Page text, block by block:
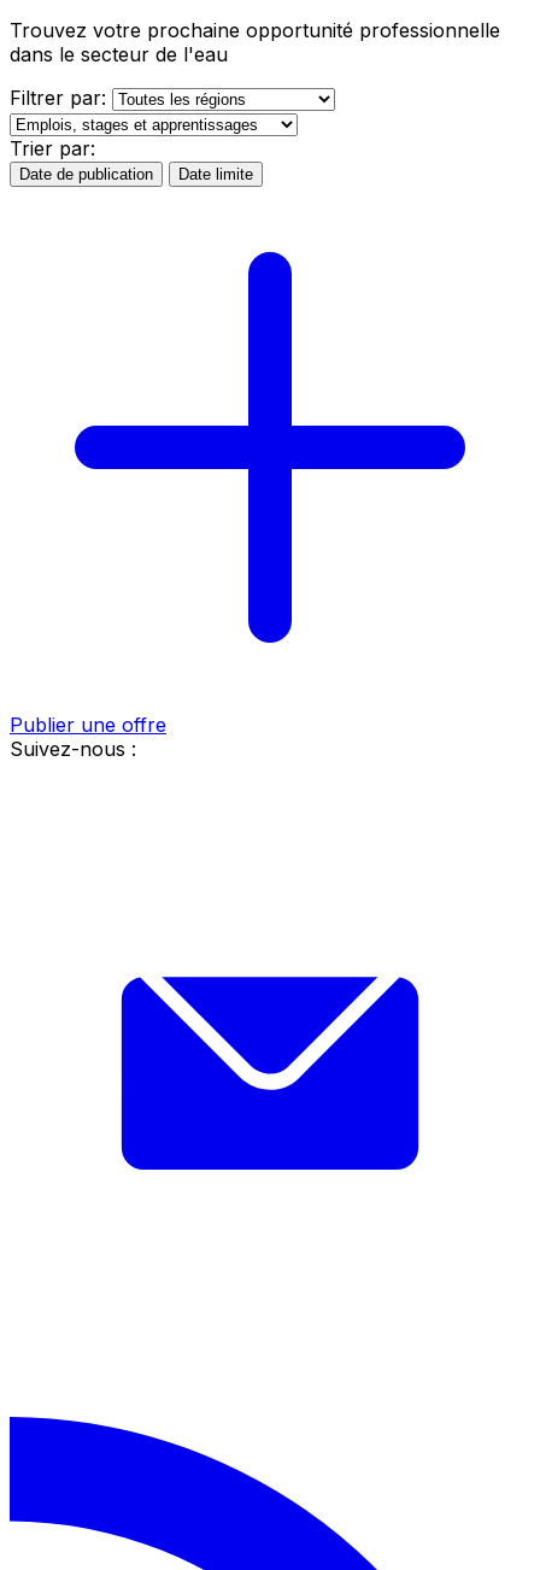
Trouvez votre prochaine opportunité professionnelle
dans le secteur de l'eau
Filtrer par:
Trier par:
Date de publication Date limite
Publier une offre
Suivez-nous :